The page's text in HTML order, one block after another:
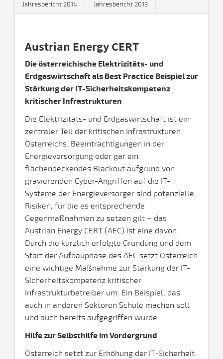
Jahresbericht 2014 Jahresbericht 2013
Austrian Energy CERT
Die österreichische Elektrizitäts- und
Erdgaswirtschaft als Best Practice Beispiel zur
Stärkung der IT-Sicherheitskompetenz
kritischer Infrastrukturen
Die Elektrizitäts- und Erdgaswirtschaft ist ein
zentraler Teil der kritischen Infrastrukturen
Österreichs. Beeinträchtigungen in der
Energieversorgung oder gar ein
flächendeckendes Blackout aufgrund von
gravierenden Cyber-Angriffen auf die IT-
Systeme der Energieversorger sind potenzielle
Risiken, für die es entsprechende
Gegenmaßnahmen zu setzen gilt – das
Austrian Energy CERT (AEC) ist eine davon.
Durch die kürzlich erfolgte Gründung und dem
Start der Aufbauphase des AEC setzt Österreich
eine wichtige Maßnahme zur Stärkung der IT-
Sicherheitskompetenz kritischer
Infrastrukturbetreiber um. Ein Beispiel, das
auch in anderen Sektoren Schule machen soll
und auch bereits aufgegriffen wurde.
Hilfe zur Selbsthilfe im Vordergrund
Österreich setzt zur Erhöhung der IT-Sicherheit